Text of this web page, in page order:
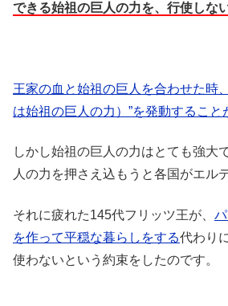
できる始祖の巨人の力を、行使しな
王家の血と始祖の巨人を合わせた時
は始祖の巨人の力）”を発動すること
しかし始祖の巨人の力はとても強大
人の力を押さえ込もうと各国がエル
それに疲れた145代フリッツ王が、
を作って平穏な暮らしをする代わり
使わないという約束をしたのです。